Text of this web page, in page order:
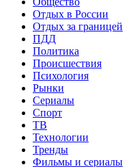
Отдых в России
Отдых за границей
ПДД
Политика
Происшествия
Психология
Рынки
Сериалы
Спорт
ТВ
Технологии
Тренды
Фильмы и сериалы